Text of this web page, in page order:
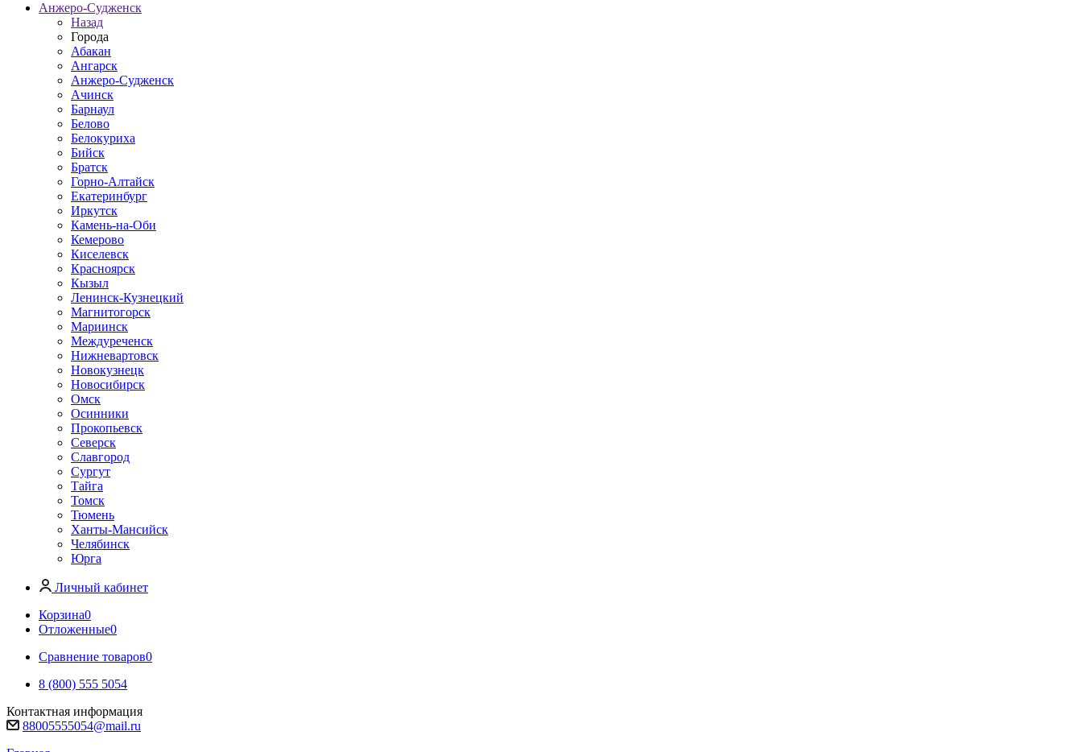
Анжеро-Судженск
Назад
Города
Абакан
Ангарск
Анжеро-Судженск
Ачинск
Барнаул
Белово
Белокуриха
Бийск
Братск
Горно-Алтайск
Екатеринбург
Иркутск
Камень-на-Оби
Кемерово
Киселевск
Красноярск
Кызыл
Ленинск-Кузнецкий
Магнитогорск
Мариинск
Междуреченск
Нижневартовск
Новокузнецк
Новосибирск
Омск
Осинники
Прокопьевск
Северск
Славгород
Сургут
Тайга
Томск
Тюмень
Ханты-Мансийск
Челябинск
Юрга
Личный кабинет
Корзина0
Отложенные0
Сравнение товаров0
8 (800) 555 5054
Контактная информация
88005555054@mail.ru